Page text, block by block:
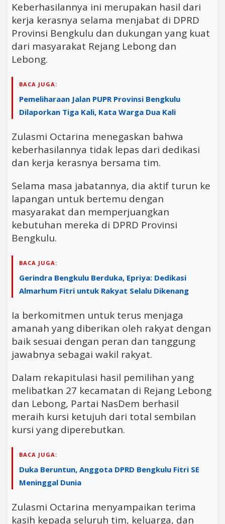
Keberhasilannya ini merupakan hasil dari
kerja kerasnya selama menjabat di DPRD
Provinsi Bengkulu dan dukungan yang kuat
dari masyarakat Rejang Lebong dan
Lebong.
BACA JUGA:
Pemeliharaan Jalan PUPR Provinsi Bengkulu
Dilaporkan Tiga Kali, Kata Warga Dua Kali
Zulasmi Octarina menegaskan bahwa
keberhasilannya tidak lepas dari dedikasi
dan kerja kerasnya bersama tim.
Selama masa jabatannya, dia aktif turun ke
lapangan untuk bertemu dengan
masyarakat dan memperjuangkan
kebutuhan mereka di DPRD Provinsi
Bengkulu.
BACA JUGA:
Gerindra Bengkulu Berduka, Epriya: Dedikasi
Almarhum Fitri untuk Rakyat Selalu Dikenang
Ia berkomitmen untuk terus menjaga
amanah yang diberikan oleh rakyat dengan
baik sesuai dengan peran dan tanggung
jawabnya sebagai wakil rakyat.
Dalam rekapitulasi hasil pemilihan yang
melibatkan 27 kecamatan di Rejang Lebong
dan Lebong, Partai NasDem berhasil
meraih kursi ketujuh dari total sembilan
kursi yang diperebutkan.
BACA JUGA:
Duka Beruntun, Anggota DPRD Bengkulu Fitri SE
Meninggal Dunia
Zulasmi Octarina menyampaikan terima
kasih kepada seluruh tim, keluarga, dan